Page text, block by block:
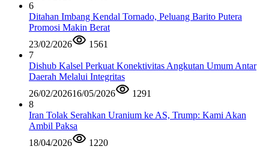
6
Ditahan Imbang Kendal Tornado, Peluang Barito Putera
Promosi Makin Berat
23/02/2026
1561
7
Dishub Kalsel Perkuat Konektivitas Angkutan Umum Antar
Daerah Melalui Integritas
26/02/202616/05/2026
1291
8
Iran Tolak Serahkan Uranium ke AS, Trump: Kami Akan
Ambil Paksa
18/04/2026
1220